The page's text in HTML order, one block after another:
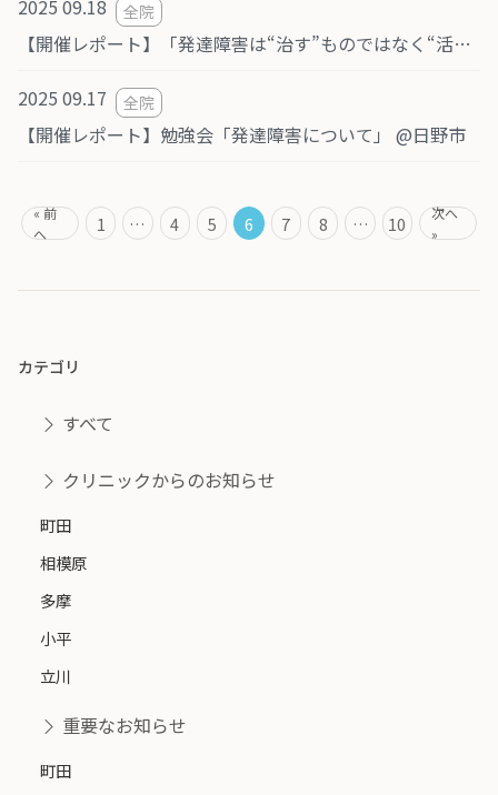
2025 09.18 全院
【開催レポート】「発達障害は“治す”ものではなく“活かす”もの」（ナレッジカレッジ/Web配信）
2025 09.17 全院
【開催レポート】勉強会「発達障害について」 @日野市
« 前
へ
1 … 4 5 6 7 8 … 10
次へ
»
カテゴリ
すべて
クリニックからのお知らせ
町田
相模原
多摩
小平
立川
重要なお知らせ
町田